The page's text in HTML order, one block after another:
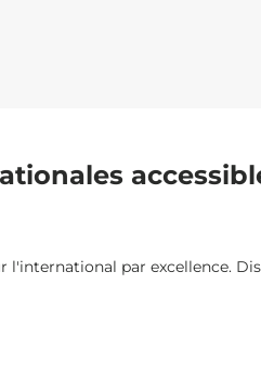
par excellence.